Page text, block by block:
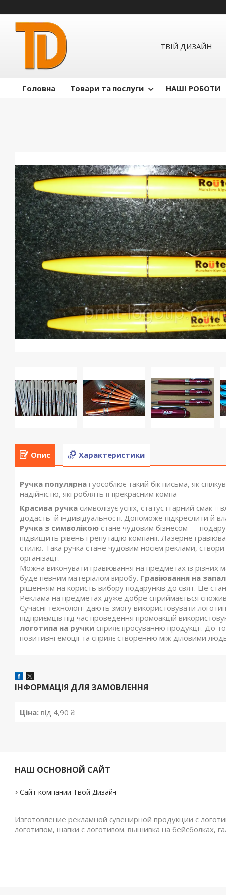
ТВІЙ ДИЗАЙН
Головна Товари та послуги НАШІ РОБОТИ
Опис Характеристики
Ручка популярна і уособлює такий бік письма, як
надійністю, які роблять її прекрасним компа
Красива ручка символізує успіх, статус і гарний смак
додасть їй індивідуальності. Допоможе підкреслити й
Ручка з символікою стане чудовим бізнесом —
підвищить рівень і репутацію компанії. Лазерне
стилю. Така ручка стане чудовим носієм реклами,
організації.
Можна виконувати гравіювання на предметах із різних
буде певним матеріалом виробу. Гравіювання на
рішенням на користь вибору подарунків до свят. Це
Реклама на предметах дуже добре сприймається
Сучасні технології дають змогу використовувати
підприємців під час проведення промоакцій
логотипа на ручки сприяє просуванню продукції. До
позитивні емоції та сприяє створенню між діловими
ІНФОРМАЦІЯ ДЛЯ ЗАМОВЛЕННЯ
Ціна: від 4,90 ₴
НАШ ОСНОВНОЙ САЙТ
Сайт компании Твой Дизайн
Изготовление рекламной сувенирной продукции с
логотипом, шапки с логотипом. вышивка на бейсболках,